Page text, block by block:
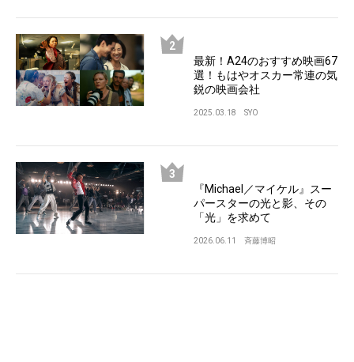
最新！A24のおすすめ映画67
選！もはやオスカー常連の気
鋭の映画会社
2025.03.18 SYO
『Michael／マイケル』スー
パースターの光と影、その
「光」を求めて
2026.06.11 斉藤博昭